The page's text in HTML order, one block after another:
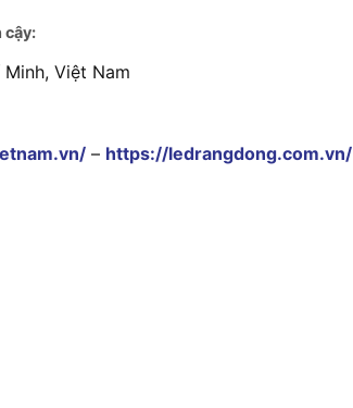
cậy:
Việt Nam
– https://ledrangdong.com.vn/